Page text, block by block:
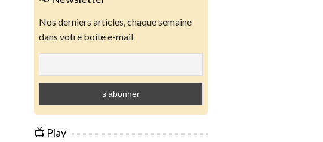
Nos derniers articles, chaque semaine
dans votre boite e-mail
📺 Play